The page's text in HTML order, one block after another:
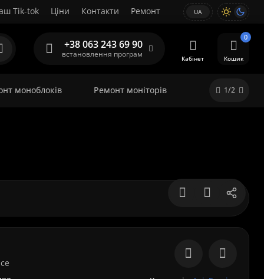
Tik-tok Ціни Контакти Ремонт UA
+38 063 243 69 90
встановлення програм Кабінет
0
Кошик
моноблоків Ремонт моніторів 1/2